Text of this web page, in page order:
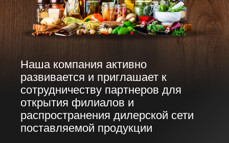
Наша компания активно
развивается и приглашает к
сотрудничеству партнеров для
открытия филиалов и
распространения дилерской сети
поставляемой продукции